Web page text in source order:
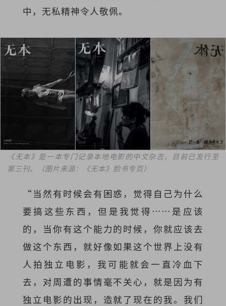
中，无私精神令人敬佩。
《无本》是一本专门记录本地电影的中文杂志，目前已发行至
第三刊。（图片来源：《无本》脸书专页）
“当然有时候会有困惑，觉得自己为什么
要搞这些东西，但是我觉得……是应该
的，当你有这个能力的时候，你就应该去
做这个东西，就好像如果这个世界上没有
人拍独立电影，我可能就会一直冷血下
去，对周遭的事情毫不关心，就是因为有
独立电影的出现，造就了现在的我。我们